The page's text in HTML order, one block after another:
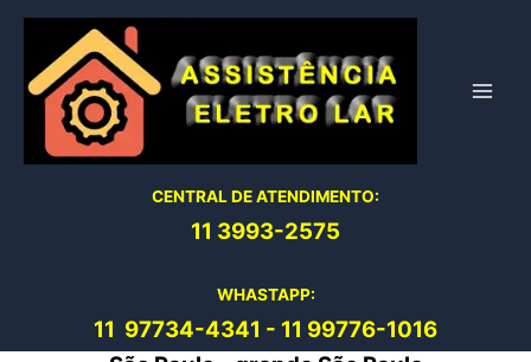
conteúdo
CENTRAL DE ATENDIMENTO:
11 3993-2575
WHASTAPP:
11 97734-4341 - 11 99776-1016